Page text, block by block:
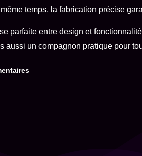
temps, la fabrication précise
parfaite entre design et
aussi un compagnon pratique pour